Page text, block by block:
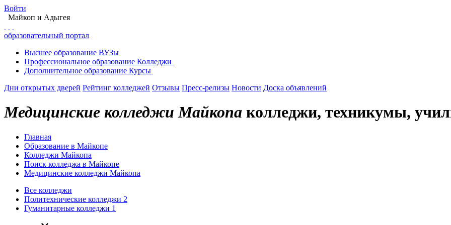
Войти
Майкоп и Адыгея
образовательный портал
Высшее образование ВУЗы
Профессиональное образование Колледжи
Дополнительное образование Курсы
Дни открытых дверей Рейтинг колледжей Отзывы Пресс-релизы Новости Доска объявлений
Медицинские колледжи Майкопа колледжи, техникумы,
Главная
Образование в Майкопе
Колледжи Майкопа
Поиск колледжа в Майкопе
Медицинские колледжи Майкопа
Все колледжи
Политехнические колледжи 2
Гуманитарные колледжи 1